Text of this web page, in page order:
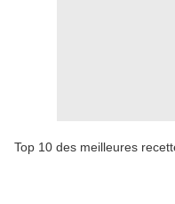
Top 10 des meilleures